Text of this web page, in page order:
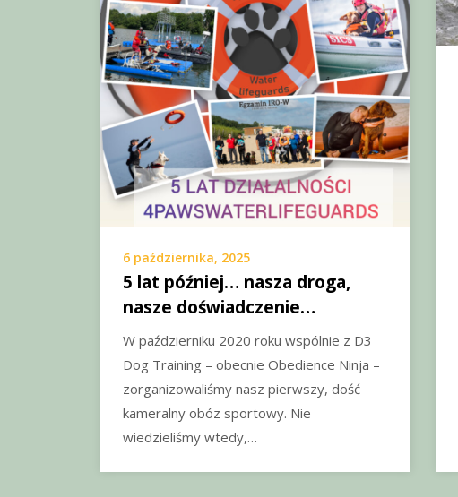
6 października, 2025
5 lat później… nasza droga,
nasze doświadczenie…
W październiku 2020 roku wspólnie z D3
Dog Training – obecnie Obedience Ninja –
zorganizowaliśmy nasz pierwszy, dość
kameralny obóz sportowy. Nie
wiedzieliśmy wtedy,…